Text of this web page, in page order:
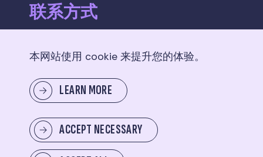
联系方式
Suite 2207
给我们留言
本网站使用 cookie 来提升您的体验。
LEARN MORE
ACCEPT NECESSARY